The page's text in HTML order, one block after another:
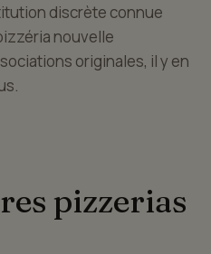
discrète connue
nouvelle
originales, il y en
pizzerias